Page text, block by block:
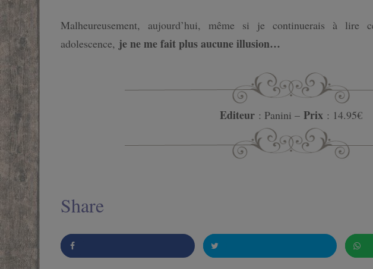
Malheureusement, aujourd’hui, même si je continuerais à
adolescence, je ne me fait plus aucune illusion…
Editeur: Panini –Prix: 14.95€
Share